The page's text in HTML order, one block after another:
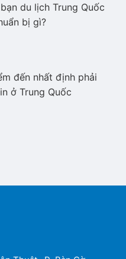
du lịch Trung Quốc
bị gì?
đến nhất định phải
ở Trung Quốc